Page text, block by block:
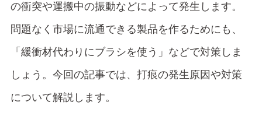
の衝突や運搬中の振動などによって発生します。
問題なく市場に流通できる製品を作るためにも、
「緩衝材代わりにブラシを使う」などで対策しま
しょう。今回の記事では、打痕の発生原因や対策
について解説します。